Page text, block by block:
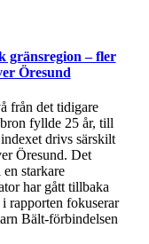
gränsregion – fler
Öresund
från det tidigare
fyllde 25 år, till
drivs särskilt
Öresund. Det
starkare
har gått tillbaka
rapporten fokuserar
Bält-förbindelsen